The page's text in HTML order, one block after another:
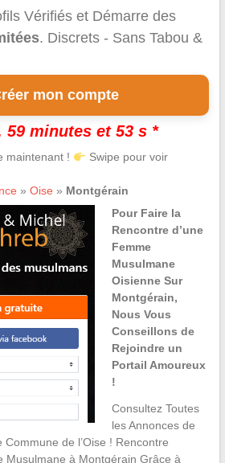
Vérifiés et Démarre des
. Discrets - Sans Tabou &
mon compte
59 minutes et 53 s *
maintenant ! Swipe pour voir
» Oise » Montgérain
Pour Faire la
Rencontre d’une
Femme
Musulmane
Oisienne Sur
Montgérain,
Nous Vous
Conseillons de
Rejoindre un
Portail Amoureux
!
Consultez Toutes
les Annonces de
de l’Oise ! Rencontre
Musulmane à Montgérain Grâce à